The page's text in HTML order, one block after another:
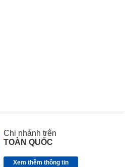
Chi nhánh trên
TOÀN QUỐC
Xem thêm thông tin